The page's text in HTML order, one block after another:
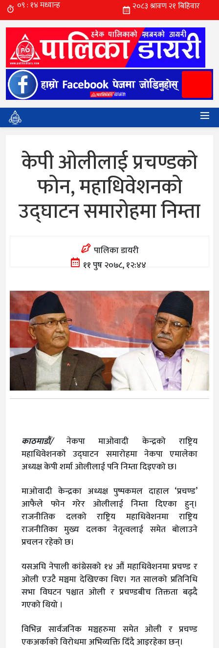
केपी ओलीलाई प्रचण्डको
फोन, महाधिवेशनको
उद्घाटन समारोहमा निम्ता
पालिका डायरी
११ पुष २०७८, १२:४४
काठमाडौं/नेकपा माओवादी केन्द्रको राष्ट्रिय
महाधिवेशनको उद्घाटन समारोहमा नेकपा एमालेका
अध्यक्ष केपी शर्मा ओलीलाई पनि निम्ता दिइएको छ।
माअ‍ोवादी केन्द्रका अध्यक्ष पुष्पकमल दाहाल ‘प्रचण्ड’
आफैले फोन गरेर ओलीलाई निम्ता दिएका हुन्।
राजनीतिक दलको राष्ट्रिय महाधिवेशनमा राष्ट्रिय
राजनीतिका मुख्य दलका नेतृत्वलाई समेत बोलाउने
प्रचलन रहेको छ।
यसअघि नेपाली कांग्रेसको १४ औं महाधिवेशनमा प्रचण्ड र
ओली एउटै मञ्चमा देखिएका थिए। गत सालको प्रतिनिधि
सभा विघटन पश्चात ओली र प्रचण्डबीच तिक्तता बढ्दै
गएको थियो ।
विभिन्न सार्वजनिक मञ्चहरुमा समेत ओली र प्रचण्ड
एकअर्काको विरोधमा अभिव्यक्ति दिँदै आइरहेका छन्।